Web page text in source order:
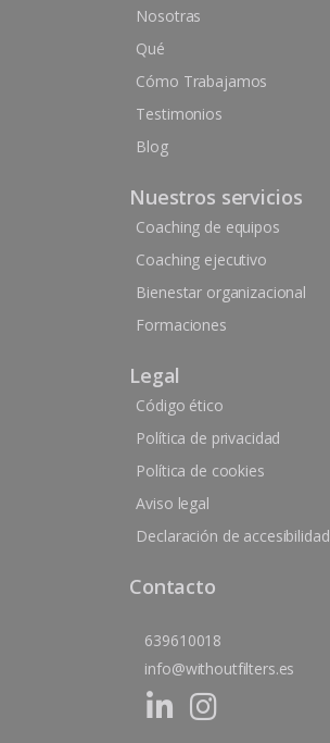
Nosotras
Qué
Cómo Trabajamos
Testimonios
Blog
Nuestros servicios
Coaching de equipos
Coaching ejecutivo
Bienestar organizacional
Formaciones
Legal
Código ético
Política de privacidad
Política de cookies
Aviso legal
Declaración de accesibilidad
Contacto
639610018
info@withoutfilters.es